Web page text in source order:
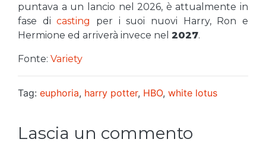
puntava a un lancio nel 2026, è attualmente in
fase dicasting per i suoi nuovi Harry, Ron e
Hermione ed arriverà invece nel 2027.
Fonte: Variety
Tag: euphoria, harry potter, HBO, white lotus
Lascia un commento